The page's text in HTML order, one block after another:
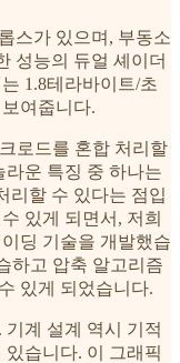
스가 있으며, 부동소
성능의 듀얼 셰이더
1.8테라바이트/초
여줍니다.
로드를 혼합 처리할
운 특징 중 하나는
리할 수 있다는 점입
있게 되면서, 저희
딩 기술을 개발했습
하고 압축 알고리즘
있게 되었습니다.
기계 설계 역시 기적
습니다. 이 그래픽